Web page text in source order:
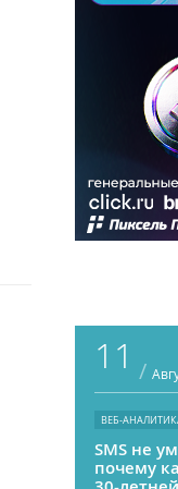
11 /
ВЕБ-
SMS не
почему